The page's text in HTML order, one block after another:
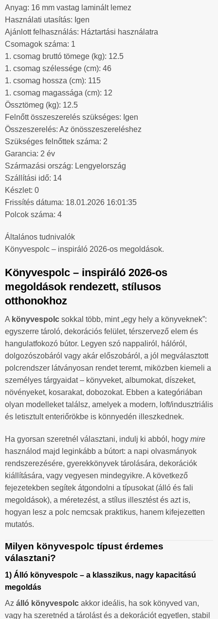
Anyag: 16 mm vastag laminált lemez
Használati utasítás: Igen
Ajánlott felhasználás: Háztartási használatra
Csomagok száma: 1
1. csomag bruttó tömege (kg): 12.5
1. csomag szélessége (cm): 46
1. csomag hossza (cm): 115
1. csomag magassága (cm): 12
Össztömeg (kg): 12.5
Felnőtt összeszerelés szükséges: Igen
Összeszerelés: Az önösszeszereléshez
Szükséges felnőttek száma: 2
Garancia: 2 év
Származási ország: Lengyelország
Szállítási idő: 14
Készlet: 0
Frissítés dátuma: 18.01.2026 16:01:35
Polcok száma: 4
Általános tudnivalók
Könyvespolc – inspiráló 2026-os megoldások.
Könyvespolc – inspiráló 2026-os
megoldások rendezett, stílusos
otthonokhoz
A könyvespolc sokkal több, mint „egy hely a könyveknek”:
egyszerre tároló, dekorációs felület, térszervező elem és
hangulatfokozó bútor. Legyen szó nappaliról, hálóról,
dolgozószobáról vagy akár előszobáról, a jól megválasztott
polcrendszer látványosan rendet teremt, miközben kiemeli a
személyes tárgyaidat – könyveket, albumokat, díszeket,
növényeket, kosarakat, dobozokat. Ebben a kategóriában
olyan modelleket találsz, amelyek a modern, loft/indusztriális
és letisztult enteriőrökbe is könnyedén illeszkednek.
Ha gyorsan szeretnél választani, indulj ki abból, hogy mire
használod majd leginkább a bútort: a napi olvasmányok
rendszerezésére, gyerekkönyvek tárolására, dekorációk
kiállítására, vagy vegyesen mindegyikre. A következő
fejezetekben segítek átgondolni a típusokat (álló és fali
megoldások), a méretezést, a stílus illesztést és azt is,
hogyan lesz a polc nemcsak praktikus, hanem kifejezetten
mutatós.
Milyen könyvespolc típust érdemes
választani?
1) Álló könyvespolc – a klasszikus, nagy kapacitású
megoldás
Az álló könyvespolc akkor ideális, ha sok könyved van,
vagy ha szeretnéd a tárolást és a dekorációt egyetlen, stabil